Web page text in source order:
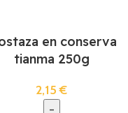
en conserva
tianma 250g
2,15€